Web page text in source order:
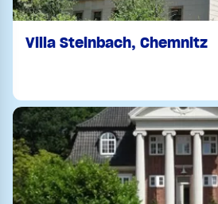
Villa Steinbach, Chemnitz